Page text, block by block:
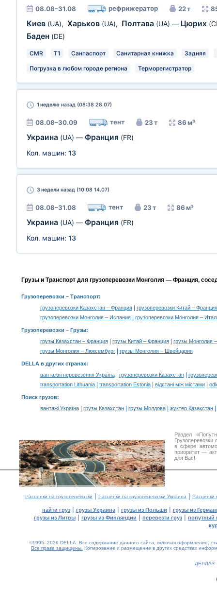
08.08–31.08 рефрижератор 22 т
Киев (UA), Харьков (UA), Полтава (UA) — Цюрих
Баден (DE)
CMR T1 Санпаспорт Санитарная книжка Задняя
Погрузка в любом городе региона Терморегистратор
1 неделю назад (08:38 28.07)
08.08–30.09 тент 23 т 86 м³
Украина (UA) — Франция (FR)
Кол. машин: 13
3 недели назад (10:08 14.07)
08.08–31.08 тент 23 т 86 м³
Украина (UA) — Франция (FR)
Кол. машин: 13
Грузы и Транспорт для грузоперевозки Монголия — Франция,
Грузоперевозки – Транспорт:
грузоперевозки Казахстан – Франция|
грузоперевозки Китай – Франция
грузоперевозки Монголия – Испания| грузоперевозки Монголия –
Грузоперевозки – Грузы:
грузы Казахстан – Франция| грузы Китай – Франция|
грузы Монголия
грузы Монголия – Люксембург| грузы Монголия – Швейцария
DELLA в других странах:
вантажні перевезення Україна| грузоперевозки Казахстан|
transportation Lithuania| transportation Estonia| відстані між містами|
Поиск грузов:
вантажі Україна| грузы Казахстан| грузы Молдова| жүктер Қазақстан|
Раздел
в сфере
приоритет —
для Вас!
Расценки на грузоперевозки | Расценки на грузоперевозки Украина | Расценки
найти груз | грузы Украина | грузы из Польши | грузы из
грузы из Литвы | грузы из Финляндии | перевезти груз | попутный
©1995–2026 DELLA. Все содержание данного сайта, включая оформление,
Все права защищены. Копирование и размещение в других средствах